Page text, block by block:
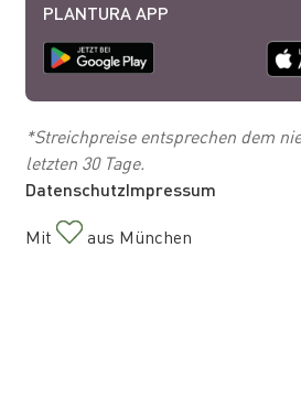
PLANTURA APP
*Streichpreise entsprechen dem
letzten 30 Tage.
Mit aus München
DatenschutzImpressum